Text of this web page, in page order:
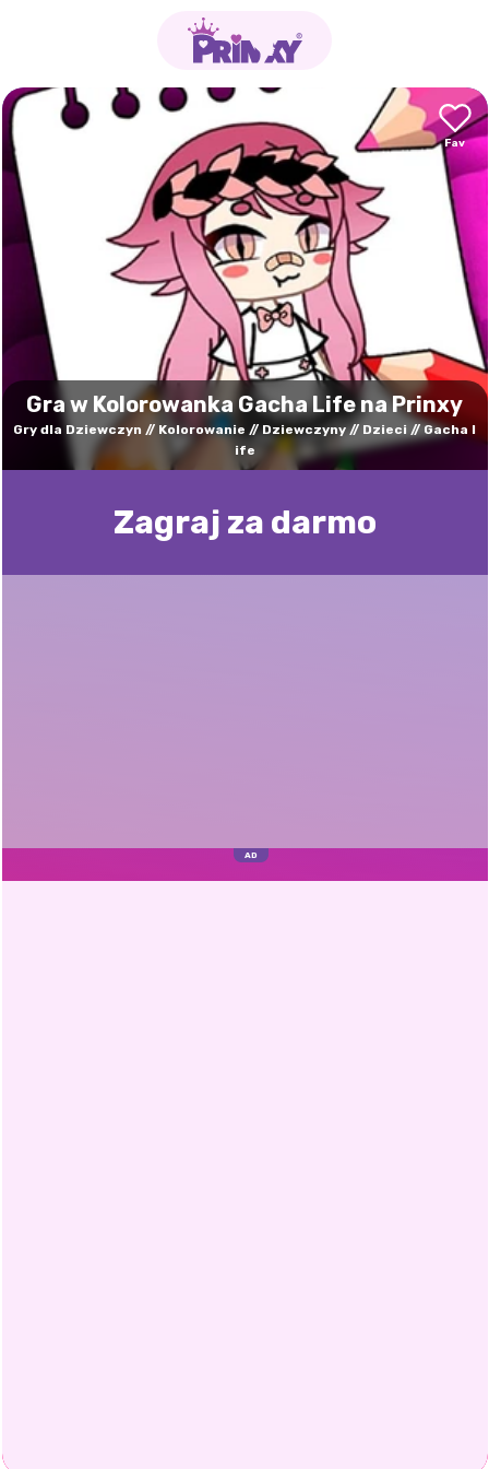
Gra w Kolorowanka Gacha Life na Prinxy
Gry dla Dziewczyn Kolorowanie Dziewczyny Dzieci
Gacha l
ife
Zagraj za darmo